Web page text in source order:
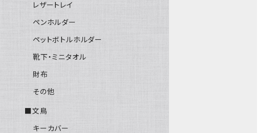
レザートレイ
ペンホルダー
ペットボトルホルダー
靴下・ミニタオル
財布
その他
■文鳥
キーカバー